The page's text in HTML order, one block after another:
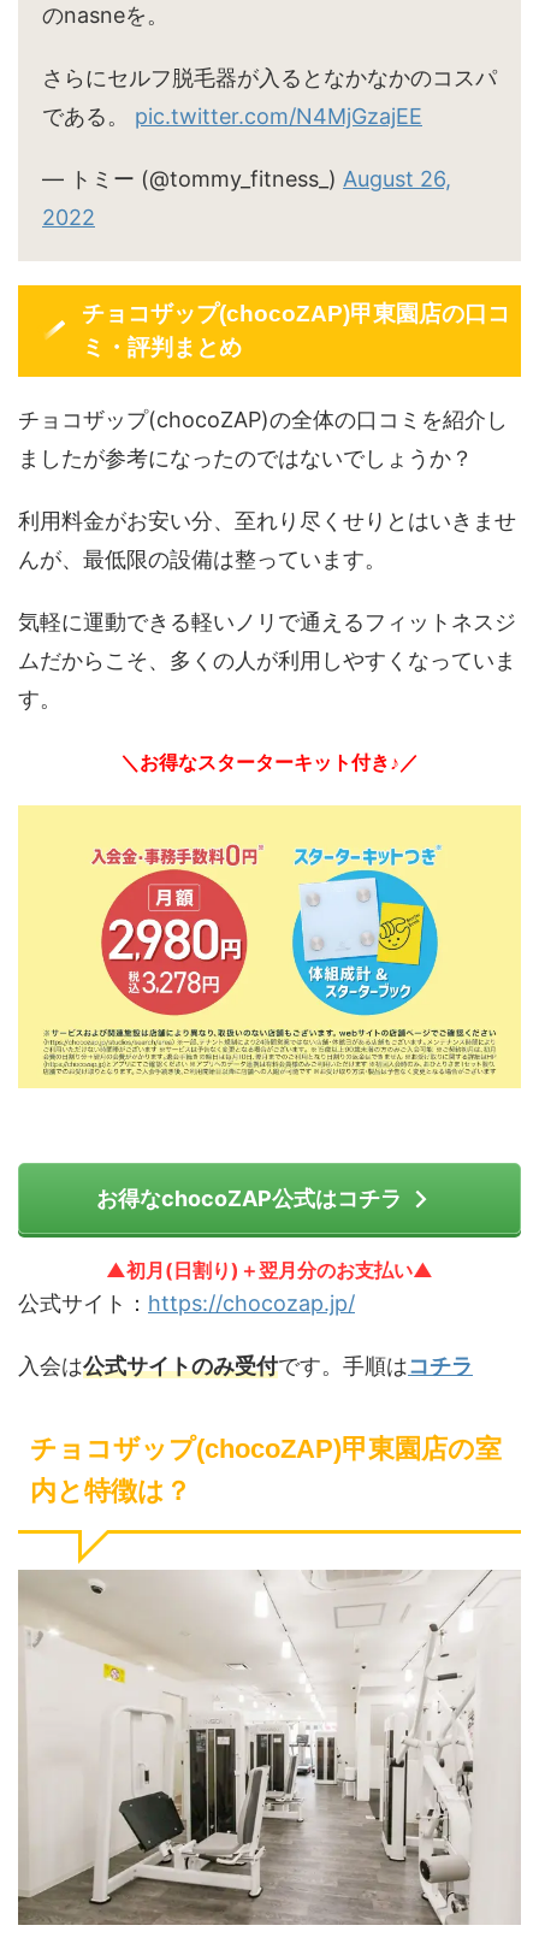
のnasneを。
さらにセルフ脱毛器が入るとなかなかのコスパ
である。 pic.twitter.com/N4MjGzajEE
— トミー (@tommy_fitness_) August 26,
2022
チョコザップ(chocoZAP)甲東園店の口コ
ミ・評判まとめ
チョコザップ(chocoZAP)の全体の口コミを紹介し
ましたが参考になったのではないでしょうか？
利用料金がお安い分、至れり尽くせりとはいきませ
んが、最低限の設備は整っています。
気軽に運動できる軽いノリで通えるフィットネスジ
ムだからこそ、多くの人が利用しやすくなっていま
す。
＼お得なスターターキット付き♪／
お得なchocoZAP公式はコチラ
▲初月(日割り)＋翌月分のお支払い▲
公式サイト： https://chocozap.jp/
入会は公式サイトのみ受付です。手順はコチラ
チョコザップ(chocoZAP)甲東園店の室
内と特徴は？